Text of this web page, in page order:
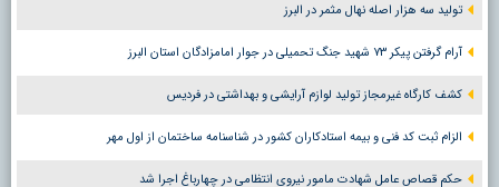
تولید سه هزار اصله نهال مثمر در البرز
آرام گرفتن پیکر ۷۳ شهید جنگ تحمیلی در جوار امامزادگان استان البرز
کشف کارگاه غیرمجاز تولید لوازم آرایشی و بهداشتی در فردیس
الزام ثبت کد فنی و بیمه استادکاران کشور در شناسنامه ساختمان از اول مهر
حکم قصاص عامل شهادت مامور نیروی انتظامی در چهارباغ اجرا شد